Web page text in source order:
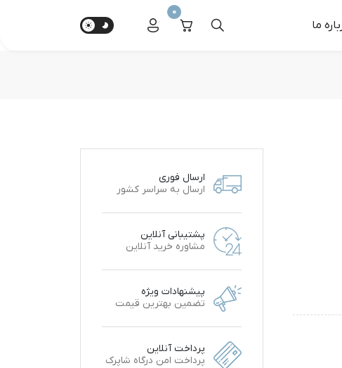
ما
0
ارسال فوری
ارسال به سراسر کشور
پشتیبانی آنلاین
مشاوره خرید آنلاین
پیشنهادات ویژه
تضمین بهترین قیمت
پرداخت آنلاین
پرداخت امن درگاه شاپرک